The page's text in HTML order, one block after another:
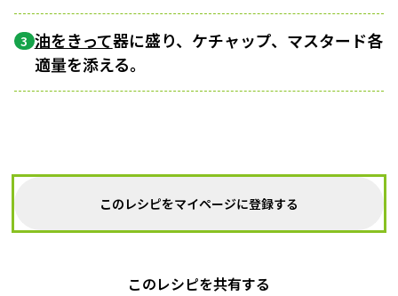
3 油をきって器に盛り、ケチャップ、マスタード各
適量を添える。
このレシピをマイページに登録する
このレシピを共有する